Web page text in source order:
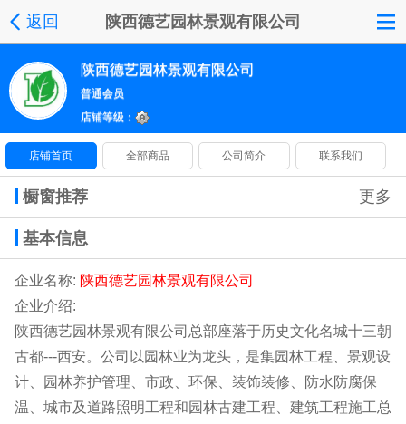
返回 陕西德艺园林景观有限公司
陕西德艺园林景观有限公司
普通会员
店铺等级：
店铺首页 全部商品 公司简介 联系我们
橱窗推荐 更多
基本信息
企业名称: 陕西德艺园林景观有限公司
企业介绍:
陕西德艺园林景观有限公司总部座落于历史文化名城十三朝
古都---西安。公司以园林业为龙头，是集园林工程、景观设
计、园林养护管理、市政、环保、装饰装修、防水防腐保
温、城市及道路照明工程和园林古建工程、建筑工程施工总